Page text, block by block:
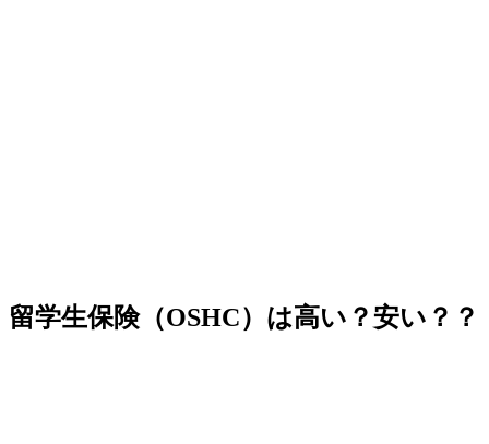
留学生保険（OSHC）は高い？安い？？